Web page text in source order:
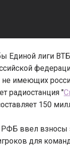
Единой лиги
имеющих
радиостанция "
150
ввел взносы
для